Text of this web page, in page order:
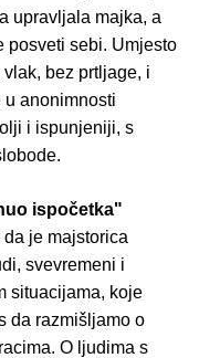
upravljala majka, a
posveti sebi. Umjesto
bez prtljage, i
anonimnosti
i ispunjeniji, s
ispočetka"
je majstorica
svevremeni i
situacijama, koje
da razmišljamo o
O ljudima s